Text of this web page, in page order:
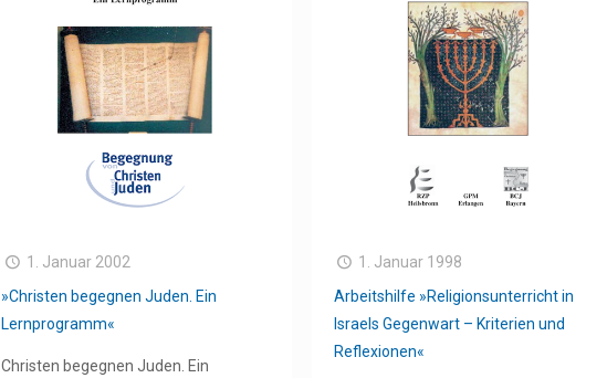
1. Januar 2002
»Christen begegnen Juden. Ein
Lernprogramm«
Christen begegnen Juden. Ein
1. Januar 1998
Arbeitshilfe »Religionsunterricht in
Israels Gegenwart – Kriterien und
Reflexionen«